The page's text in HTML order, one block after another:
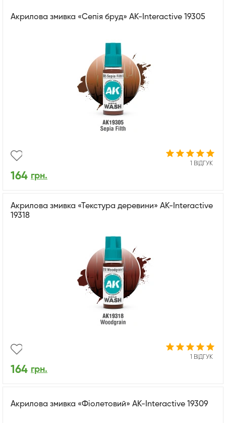
Акрилова змивка «Сепія бруд» AK-Interactive 19305
1 ВІДГУК
164 грн.
Акрилова змивка «Текстура деревини» AK-Interactive
19318
1 ВІДГУК
164 грн.
Акрилова змивка «Фіолетовий» AK-Interactive 19309